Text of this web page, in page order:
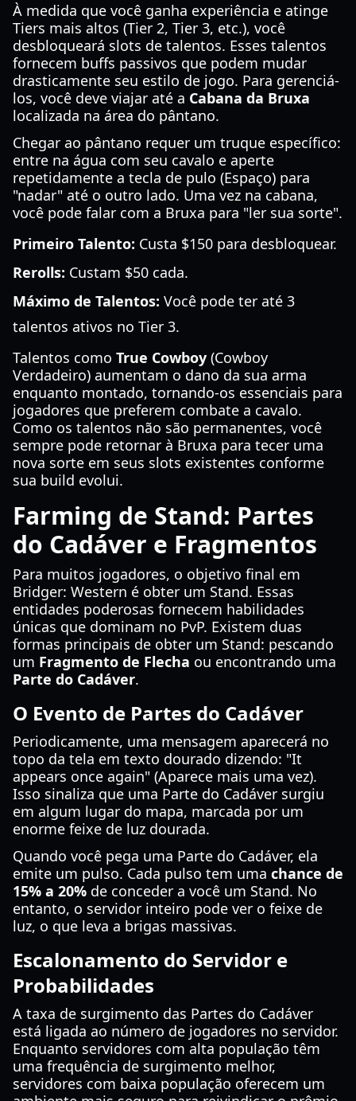
À medida que você ganha experiência e atinge
Tiers mais altos (Tier 2, Tier 3, etc.), você
desbloqueará slots de talentos. Esses talentos
fornecem buffs passivos que podem mudar
drasticamente seu estilo de jogo. Para gerenciá-
los, você deve viajar até a Cabana da Bruxa
localizada na área do pântano.
Chegar ao pântano requer um truque específico:
entre na água com seu cavalo e aperte
repetidamente a tecla de pulo (Espaço) para
"nadar" até o outro lado. Uma vez na cabana,
você pode falar com a Bruxa para "ler sua sorte".
Primeiro Talento: Custa $150 para desbloquear.
Rerolls: Custam $50 cada.
Máximo de Talentos: Você pode ter até 3
talentos ativos no Tier 3.
Talentos como True Cowboy (Cowboy
Verdadeiro) aumentam o dano da sua arma
enquanto montado, tornando-os essenciais para
jogadores que preferem combate a cavalo.
Como os talentos não são permanentes, você
sempre pode retornar à Bruxa para tecer uma
nova sorte em seus slots existentes conforme
sua build evolui.
Farming de Stand: Partes
do Cadáver e Fragmentos
Para muitos jogadores, o objetivo final em
Bridger: Western é obter um Stand. Essas
entidades poderosas fornecem habilidades
únicas que dominam no PvP. Existem duas
formas principais de obter um Stand: pescando
um Fragmento de Flecha ou encontrando uma
Parte do Cadáver.
O Evento de Partes do Cadáver
Periodicamente, uma mensagem aparecerá no
topo da tela em texto dourado dizendo: "It
appears once again" (Aparece mais uma vez).
Isso sinaliza que uma Parte do Cadáver surgiu
em algum lugar do mapa, marcada por um
enorme feixe de luz dourada.
Quando você pega uma Parte do Cadáver, ela
emite um pulso. Cada pulso tem uma chance de
15% a 20% de conceder a você um Stand. No
entanto, o servidor inteiro pode ver o feixe de
luz, o que leva a brigas massivas.
Escalonamento do Servidor e
Probabilidades
A taxa de surgimento das Partes do Cadáver
está ligada ao número de jogadores no servidor.
Enquanto servidores com alta população têm
uma frequência de surgimento melhor,
servidores com baixa população oferecem um